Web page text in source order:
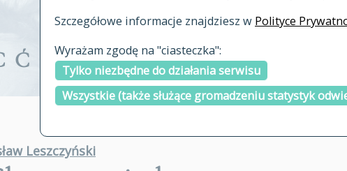
Szczegółowe informacje znajdziesz w Polityce
Wyrażam zgodę na "ciasteczka":
Tylko niezbędne do działania serwisu
Wszystkie (także służące gromadzeniu statystyk
Ć E F G H I J K L Ł M
Leszczyński